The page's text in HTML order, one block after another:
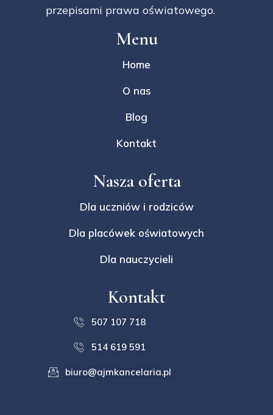
przepisami prawa oświatowego.
Menu
Home
O nas
Blog
Kontakt
Nasza oferta
Dla uczniów i rodziców
Dla placówek oświatowych
Dla nauczycieli
Kontakt
507 107 718
514 619 591
biuro@ajmkancelaria.pl